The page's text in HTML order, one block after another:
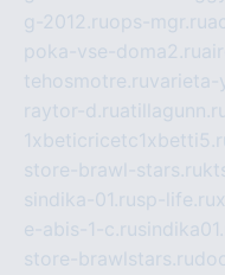
g-2012.ruops-mgr.ru
poka-vse-doma2.ru
tehosmotre.ruvarieta-
raytor-d.ru
store-brawl-stars.ru
sindika-01.rusp-life.ru
e-abis-1-c.ru
store-brawlstars.ru